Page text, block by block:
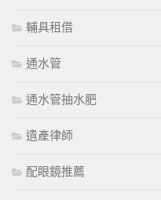
輔具租借
通水管
通水管抽水肥
遺產律師
配眼鏡推薦